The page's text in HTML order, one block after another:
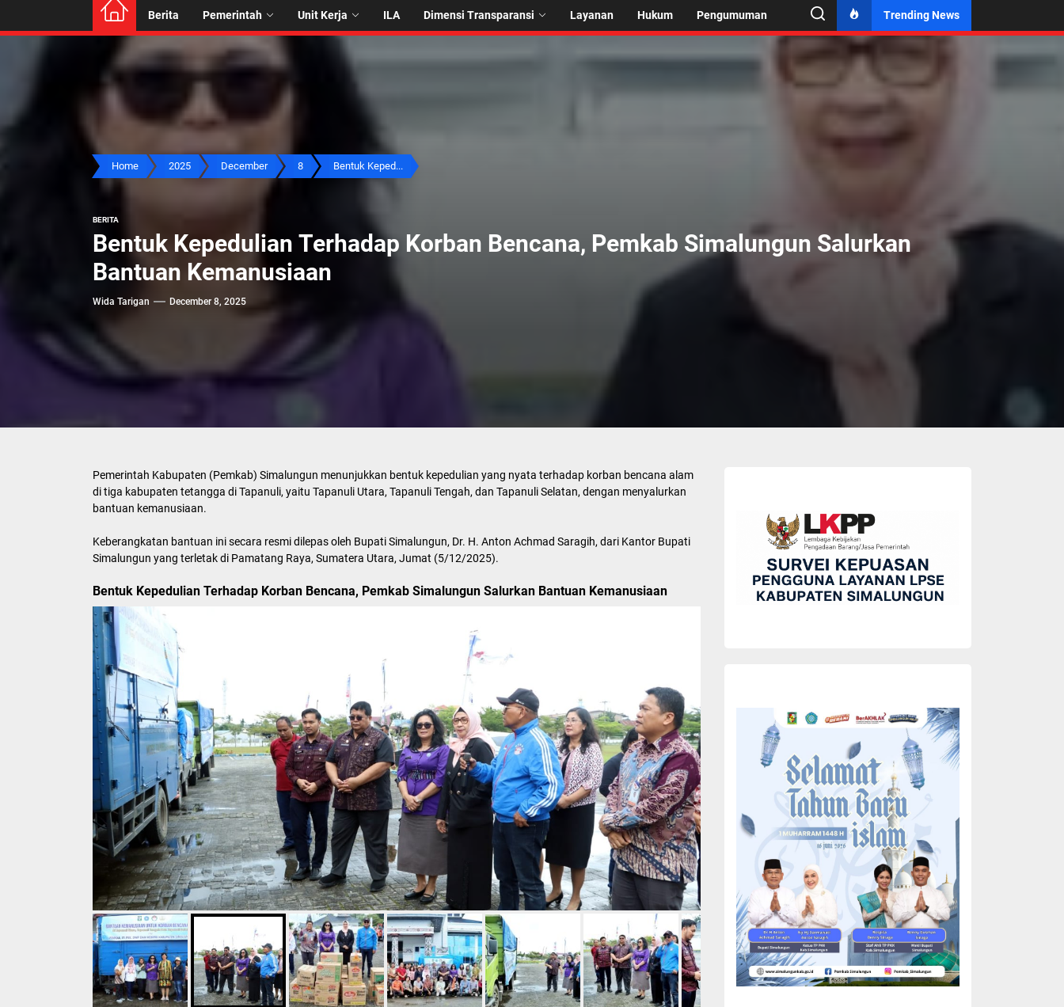
Berita Pemerintah Unit Kerja ILA Dimensi Transparansi Layanan Hukum Pengumuman Trending News
Home 2025 December 8 Bentuk Keped...
BERITA
Bentuk Kepedulian Terhadap Korban Bencana, Pemkab Simalungun Salurkan
Bantuan Kemanusiaan
Wida Tarigan December 8, 2025
Pemerintah Kabupaten (Pemkab) Simalungun menunjukkan bentuk kepedulian yang nyata terhadap korban bencana alam
di tiga kabupaten tetangga di Tapanuli, yaitu Tapanuli Utara, Tapanuli Tengah, dan Tapanuli Selatan, dengan menyalurkan
bantuan kemanusiaan.
Keberangkatan bantuan ini secara resmi dilepas oleh Bupati Simalungun, Dr. H. Anton Achmad Saragih, dari Kantor Bupati
Simalungun yang terletak di Pamatang Raya, Sumatera Utara, Jumat (5/12/2025).
Bentuk Kepedulian Terhadap Korban Bencana, Pemkab Simalungun Salurkan Bantuan Kemanusiaan